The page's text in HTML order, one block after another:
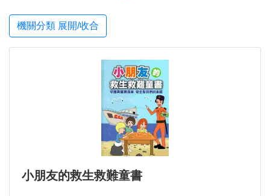
機關分類 展開/收合
小朋友的救生救難童書